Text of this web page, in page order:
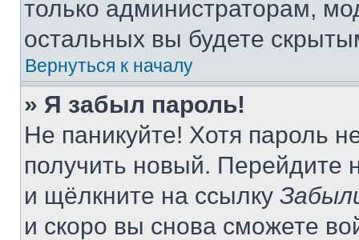
только администраторам,
остальных вы будете
Вернуться к началу
» Я забыл пароль!
Не паникуйте! Хотя пароль
получить новый. Перейдите
и щёлкните на ссылку
и скоро вы снова сможете